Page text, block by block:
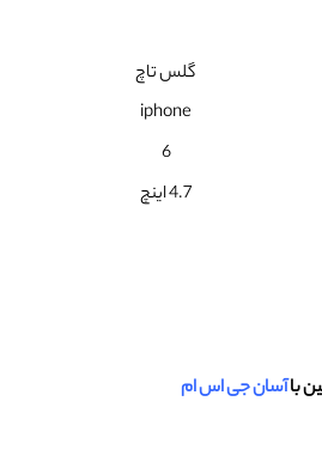
گلس تاچ
iphone
6
4.7 اینچ
باآسان جی اس ام